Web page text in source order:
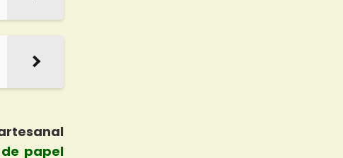
papel